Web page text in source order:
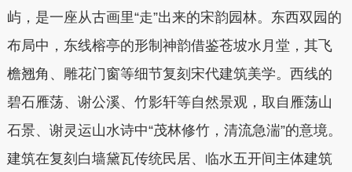
屿，是一座从古画里“走”出来的宋韵园林。东西双园的
布局中，东线榕亭的形制神韵借鉴苍坡水月堂，其飞
檐翘角、雕花门窗等细节复刻宋代建筑美学。西线的
碧石雁荡、谢公溪、竹影轩等自然景观，取自雁荡山
石景、谢灵运山水诗中“茂林修竹，清流急湍”的意境。
建筑在复刻白墙黛瓦传统民居、临水五开间主体建筑